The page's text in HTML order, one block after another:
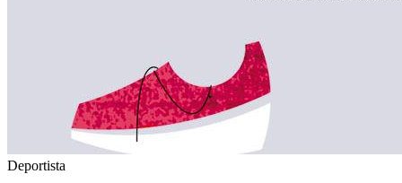
Deportista